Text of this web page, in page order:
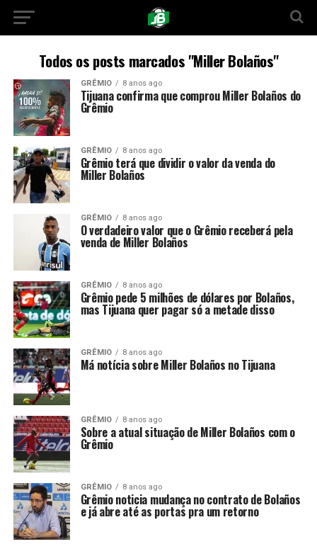
Todos os posts marcados "Miller Bolaños"
GRÊMIO 8 anos ago
Tijuana confirma que comprou Miller Bolaños do
Grêmio
GRÊMIO 8 anos ago
Grêmio terá que dividir o valor da venda do
Miller Bolaños
GRÊMIO 8 anos ago
O verdadeiro valor que o Grêmio receberá pela
venda de Miller Bolaños
GRÊMIO 8 anos ago
Grêmio pede 5 milhões de dólares por Bolaños,
mas Tijuana quer pagar só a metade disso
GRÊMIO 8 anos ago
Má notícia sobre Miller Bolaños no Tijuana
GRÊMIO 8 anos ago
Sobre a atual situação de Miller Bolaños com o
Grêmio
GRÊMIO 8 anos ago
Grêmio noticia mudança no contrato de Bolaños
e já abre até as portas pra um retorno